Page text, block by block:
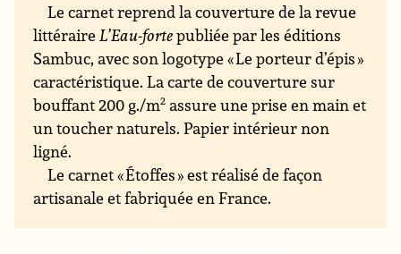
Le carnet reprend la couverture de la revue
littéraireL’Eau-fortepubliée par les éditions
Sambuc, avec son logotype « Le porteur d’épis »
caractéristique. La carte de couverture sur
bouffant 200 g./m2 assure une prise en main et
un toucher naturels. Papier intérieur non
ligné.
Le carnet « Étoffes » est réalisé de façon
artisanale et fabriquée en France.